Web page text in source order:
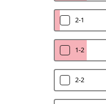
2-1
1-2
2-2